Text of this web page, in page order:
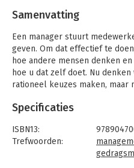
Samenvatting
Een manager stuurt
geven. Om dat effectief te
hoe andere mensen denken
hoe u dat zelf doet. Nu
rationeel keuzes maken,
achteraf stelt ons brein ons
Paul Postma behandelt in dit
orgaan, als supercomputer,
Specificaties
ISBN13:
Trefwoorden: